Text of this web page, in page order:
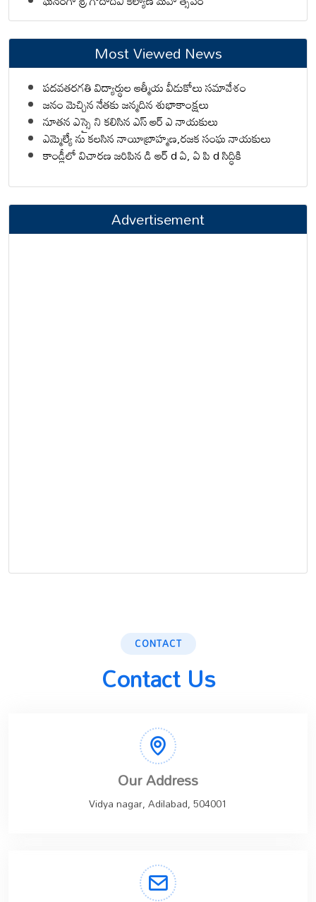
Most Viewed News
పదవతరగతి విద్యార్థుల ఆత్మీయ వీడుకోలు సమావేశం
జనం మెచ్చిన నేతకు జన్మదిన శుభాకాంక్షలు
నూతన ఎస్సై ని కలిసిన ఎస్ ఆర్ ఎ నాయకులు
ఎమ్మెల్యే ను కలసిన నాయీబ్రాహ్మణ,రజక సంఘ నాయకులు
కాండ్లీలో విచారణ జరిపిన డి ఆర్ d ఏ, ఏ పి d సిద్ధికి
Advertisement
CONTACT
Contact Us
Our Address
Vidya nagar, Adilabad, 504001